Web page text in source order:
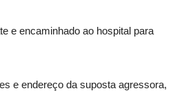
e encaminhado ao hospital para
e endereço da suposta agressora,